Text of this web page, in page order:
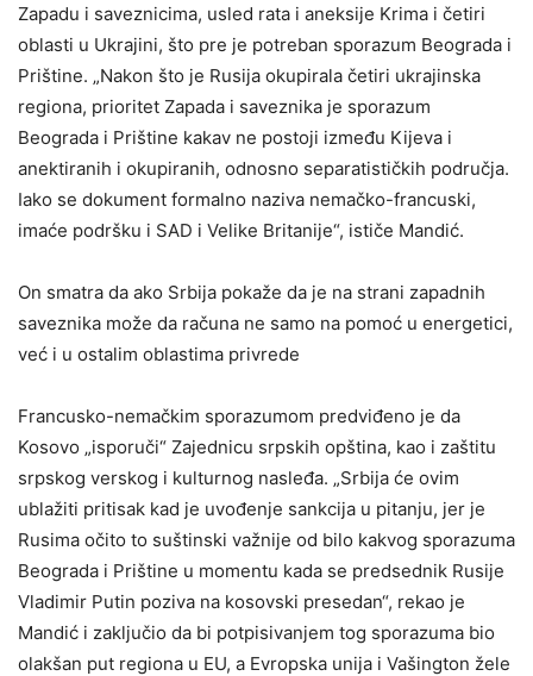
Zapadu i saveznicima, usled rata i aneksije Krima i četiri
oblasti u Ukrajini, što pre je potreban sporazum Beograda i
Prištine. „Nakon što je Rusija okupirala četiri ukrajinska
regiona, prioritet Zapada i saveznika je sporazum
Beograda i Prištine kakav ne postoji između Kijeva i
anektiranih i okupiranih, odnosno separatističkih područja.
Iako se dokument formalno naziva nemačko-francuski,
imaće podršku i SAD i Velike Britanije“, ističe Mandić.
On smatra da ako Srbija pokaže da je na strani zapadnih
saveznika može da računa ne samo na pomoć u energetici,
već i u ostalim oblastima privrede
Francusko-nemačkim sporazumom predviđeno je da
Kosovo „isporuči“ Zajednicu srpskih opština, kao i zaštitu
srpskog verskog i kulturnog nasleđa. „Srbija će ovim
ublažiti pritisak kad je uvođenje sankcija u pitanju, jer je
Rusima očito to suštinski važnije od bilo kakvog sporazuma
Beograda i Prištine u momentu kada se predsednik Rusije
Vladimir Putin poziva na kosovski presedan“, rekao je
Mandić i zaključio da bi potpisivanjem tog sporazuma bio
olakšan put regiona u EU, a Evropska unija i Vašington žele